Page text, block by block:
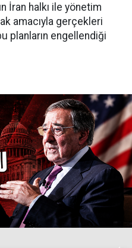
İran halkı ile yönetim
amacıyla gerçekleri
planların engellendiği